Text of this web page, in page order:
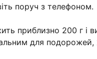
поруч з телефоном.
приблизно 200 г і
для подорожей,